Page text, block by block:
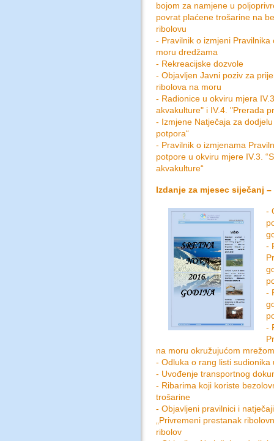
bojom za namjene u
povrat plaćene trošarine na
ribolovu
- Pravilnik o izmjeni
moru dredžama
- Rekreacijske dozvole
- Objavljen Javni poziv za
ribolova na moru
- Radionice u okviru mjera
akvakulture" i IV.4. "Prerada
- Izmjene Natječaja za
potpora“
- Pravilnik o izmjenama
potpore u okviru mjere IV.3.
akvakulture“
Izdanje za mjesec siječanj
-
-
-
-
na moru okružujućom
- Odluka o rang listi
- Uvođenje transportnog
- Ribarima koji koriste
trošarine
- Objavljeni pravilnici i
„Privremeni prestanak
ribolov